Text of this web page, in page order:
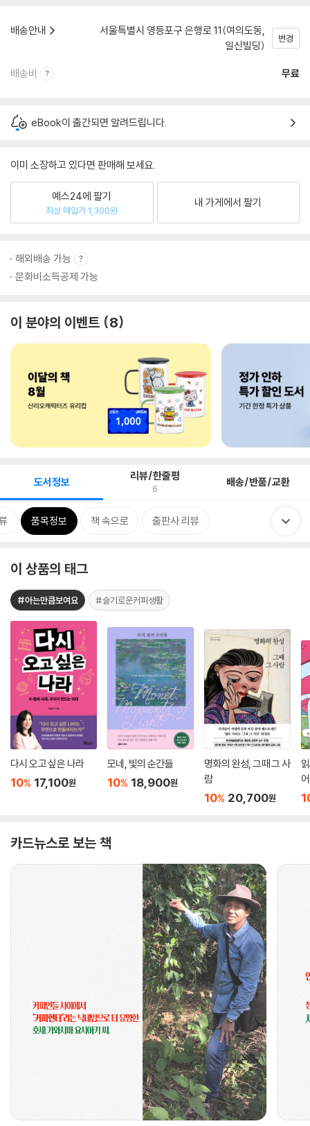
배송안내
서울특별시 영등포구 은행로 11(여의도동,
일신빌딩)
변경
배송비 무료
eBook이 출간되면 알려드립니다.
이미 소장하고 있다면 판매해 보세요.
예스24에 팔기
최상 매입가 1,300원
내 가게에서 팔기
해외배송 가능
문화비소득공제 가능
이 분야의 이벤트 8
도서정보 리뷰/한줄평
6 배송/반품/교환
품목정보 책 속으로 출판사 리뷰
이 상품의 태그
#아는만큼보여요 #슬기로운커피생활
다시 오고 싶은 나라
10% 17,100원
모네, 빛의 순간들
10% 18,900원
명화의 완성, 그때 그 사
람
10% 20,700원
카드뉴스로 보는 책